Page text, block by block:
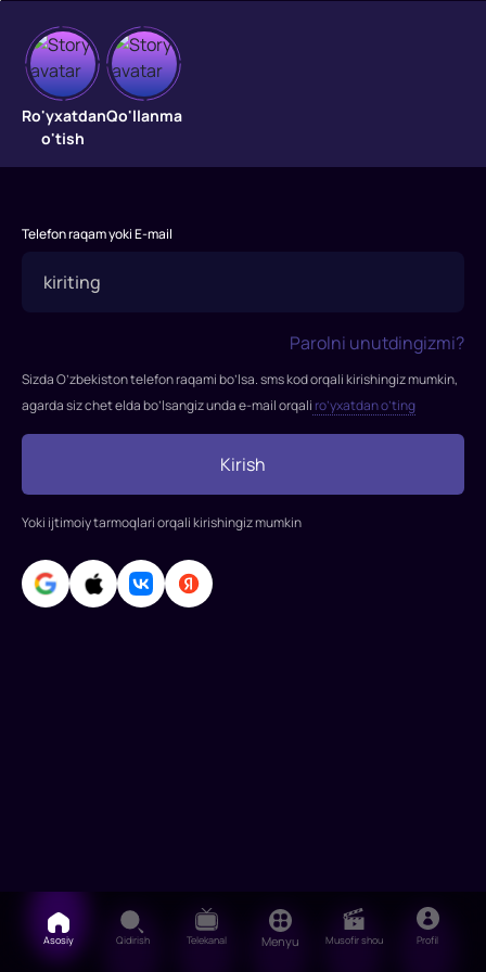
Haydalgan
mehmonlar
Haydalgan
Ro'yxatdan
o'tish
Qo'llanma
Telefon raqam yoki E-mail
Parolni unutdingizmi?
Sizda O’zbekiston telefon raqami bo’lsa. sms kod orqali kirishingiz mumkin,
agarda siz chet elda bo’lsangiz unda e-mail orqali ro’yxatdan o’ting
Kirish
Yoki ijtimoiy tarmoqlari orqali kirishingiz mumkin
Asosiy Qidirish Telekanal Menyu Musofir shou Profil